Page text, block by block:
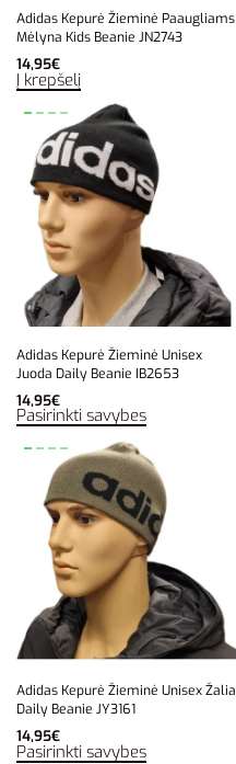
Adidas Kepurė Žieminė Paaugliams
Mėlyna Kids Beanie JN2743
14,95€
Į krepšelį
Adidas Kepurė Žieminė Unisex
Juoda Daily Beanie IB2653
14,95€
Pasirinkti savybes
Adidas Kepurė Žieminė Unisex Žalia
Daily Beanie JY3161
14,95€
Pasirinkti savybes